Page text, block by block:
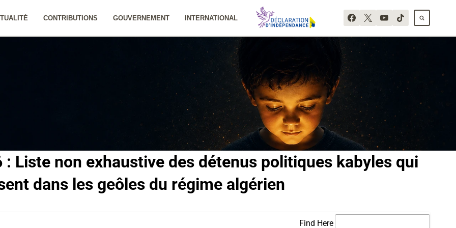
CONTRIBUTIONS GOUVERNEMENT INTERNATIONAL
Liste non exhaustive des détenus politiques kabyles qui
dans les geôles du régime algérien
Find Here